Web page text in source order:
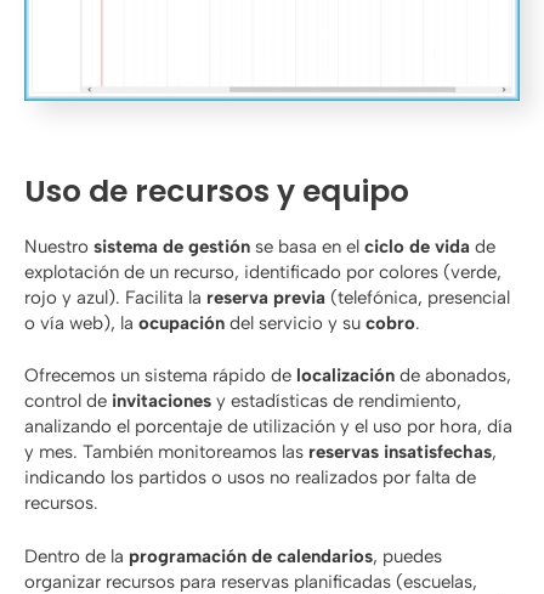
Uso de recursos y equipo
Nuestro sistema de gestión se basa en el ciclo de vida de
explotación de un recurso, identificado por colores (verde,
rojo y azul). Facilita la reserva previa (telefónica, presencial
o vía web), la ocupación del servicio y su cobro.
Ofrecemos un sistema rápido de localización de abonados,
control de invitaciones y estadísticas de rendimiento,
analizando el porcentaje de utilización y el uso por hora, día
y mes. También monitoreamos las reservas insatisfechas,
indicando los partidos o usos no realizados por falta de
recursos.
Dentro de la programación de calendarios, puedes
organizar recursos para reservas planificadas (escuelas,